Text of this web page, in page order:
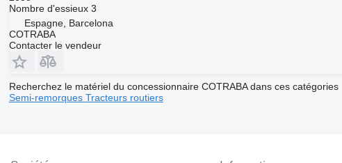
Nombre d'essieux 3
Espagne, Barcelona
COTRABA
Contacter le vendeur
Recherchez le matériel du concessionnaire COTRABA dans ces catégories
Semi-remorques Tracteurs routiers